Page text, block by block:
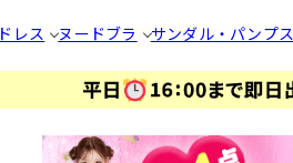
ドレス ヌードブラ サンダル・パンプス